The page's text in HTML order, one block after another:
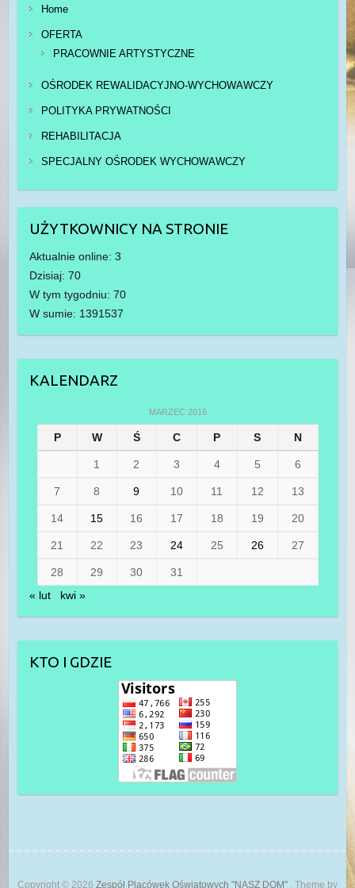
Home
OFERTA
PRACOWNIE ARTYSTYCZNE
OŚRODEK REWALIDACYJNO-WYCHOWAWCZY
POLITYKA PRYWATNOŚCI
REHABILITACJA
SPECJALNY OŚRODEK WYCHOWAWCZY
UŻYTKOWNICY NA STRONIE
Aktualnie online: 3
Dzisiaj: 70
W tym tygodniu: 70
W sumie: 1391537
KALENDARZ
MARZEC 2016
P W Ś C P S N
1 2 3 4 5 6
7 8 9 10 11 12 13
14 15 16 17 18 19 20
21 22 23 24 25 26 27
28 29 30
31
« lut
kwi »
KTO I GDZIE
Copyright © 2026 Zespół Placówek Oświatowych "NASZ DOM" . Theme by